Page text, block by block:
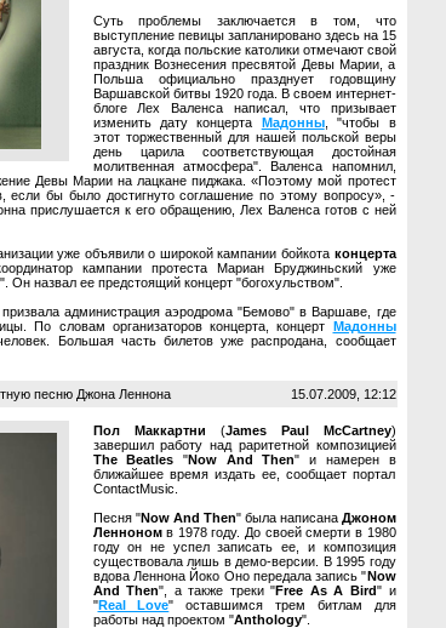
Суть проблемы заключается в том, что
выступление певицы запланировано здесь на 15
августа, когда польские католики отмечают свой
праздник Вознесения пресвятой Девы Марии, а
Польша официально празднует годовщину
Варшавской битвы 1920 года. В своем интернет-
блоге Лех Валенса написал, что призывает
изменить дату концерта Мадонны, "чтобы в
этот торжественный для нашей польской веры
день царила соответствующая достойная
молитвенная атмосфера". Валенса напомнил,
Девы Марии на лацкане пиджака. «Поэтому мой протест
если бы было достигнуто соглашение по этому вопросу», -
прислушается к его обращению, Лех Валенса готов с ней
уже объявили о широкой кампании бойкота концерта
кампании протеста Мариан Бруджиньский уже
Он назвал ее предстоящий концерт "богохульством".
администрация аэродрома "Бемово" в Варшаве, где
По словам организаторов концерта, концерт Мадонны
Большая часть билетов уже распродана, сообщает
песню Джона Леннона 15.07.2009, 12:12
Пол Маккартни (James Paul McCartney)
завершил работу над раритетной композицией
The Beatles "Now And Then" и намерен в
ближайшее время издать ее, сообщает портал
ContactMusic.
Песня "Now And Then" была написана Джоном
Леннономв 1978 году. До своей смерти в 1980
году он не успел записать ее, и композиция
существовала лишь в демо-версии. В 1995 году
вдова Леннона Йоко Оно передала запись "Now
And Then", а также треки "Free As A Bird" и
"Real Love" оставшимся трем битлам для
работы над проектом "Anthology".